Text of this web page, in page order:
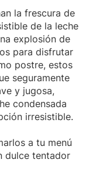
la frescura de
de la leche
explosión de
para disfrutar
postre, estos
seguramente
y jugosa,
condensada
irresistible.
a tu menú
dulce tentador